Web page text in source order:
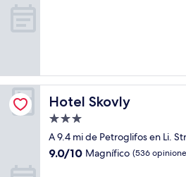
Hotel Skovly
Hotel Skovly
Propiedad
de
3.0
A 9.4 mi de Petroglifos en Li.
9.0
9.0/10 Magnífico (536